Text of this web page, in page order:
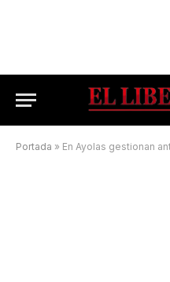
Portada » En Ayolas gestionan ante